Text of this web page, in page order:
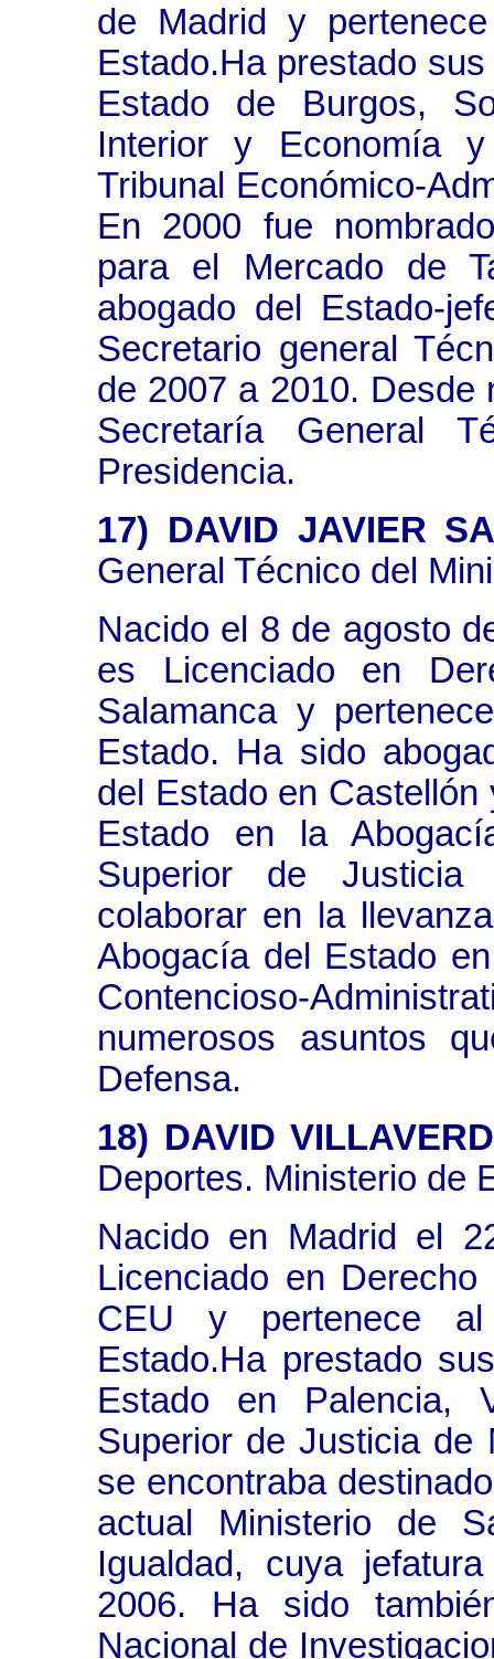
de Madrid y
Estado.Ha prestado
Estado de Burgos,
Interior y Economía
Tribunal Económico-
En 2000 fue
para el Mercado de
abogado del Estado-
Secretario general
de 2007 a 2010. Desde
Secretaría General
Presidencia.
17) DAVID JAVIER
General Técnico del
Nacido el 8 de agosto
es Licenciado en
Salamanca y
Estado. Ha sido
del Estado en
Estado en la
Superior de Justicia
colaborar en la
Abogacía del Estado
Contencioso-
numerosos asuntos
Defensa.
18) DAVID
Deportes. Ministerio de
Nacido en Madrid el
Licenciado en
CEU y pertenece
Estado.Ha prestado
Estado en Palencia,
Superior de Justicia de
se encontraba
actual Ministerio de
Igualdad, cuya
2006. Ha sido
Nacional de